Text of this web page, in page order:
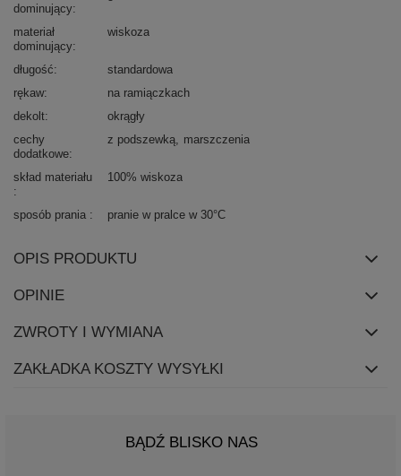
dominujący
materiał
dominujący
wiskoza
długość
standardowa
rękaw
na ramiączkach
dekolt
okrągły
cechy
dodatkowe
z podszewką marszczenia
skład materiału 100% wiskoza
sposób prania pranie w pralce w 30°C
OPIS PRODUKTU
OPINIE
ZWROTY I WYMIANA
ZAKŁADKA KOSZTY WYSYŁKI
BĄDŹ BLISKO NAS